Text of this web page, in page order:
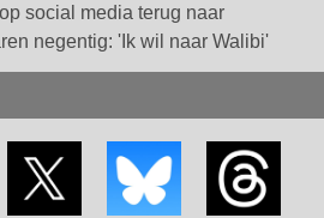
social media terug naar
negentig: 'Ik wil naar Walibi'